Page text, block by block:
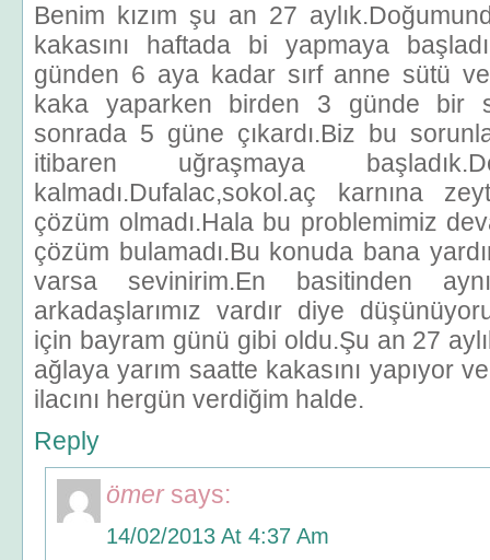
Benim kızım şu an 27
kakasını haftada bi yapmaya
günden 6 aya kadar sırf anne sütü
kaka yaparken birden 3 günde bir
sonrada 5 güne çıkardı.Biz bu
itibaren uğraşmaya
kalmadı.Dufalac,sokol.aç karnına
çözüm olmadı.Hala bu problemimiz
çözüm bulamadı.Bu konuda bana
varsa sevinirim.En basitinden
arkadaşlarımız vardır diye
için bayram günü gibi oldu.Şu an 27
ağlaya yarım saatte kakasını yapıyor
ilacını hergün verdiğim halde.
Reply
ömer says:
14/02/2013 At 4:37 Am